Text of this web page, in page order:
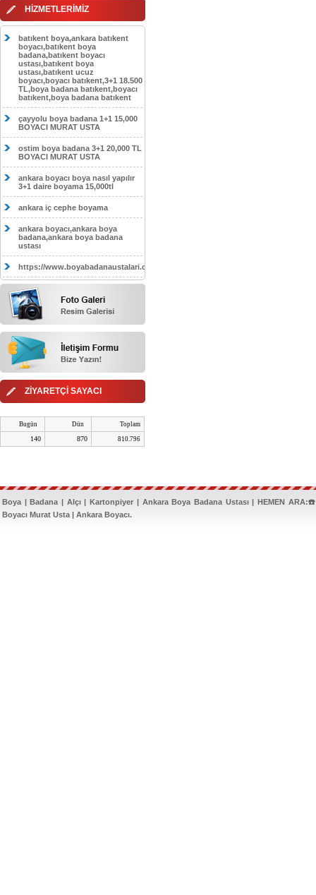
CEBECİ DAİRE BOYAMA 1000TL
EV,İŞYERİ BOYA BADANA USTASI
0554 184 41 66
HASKÖY DAİRE BOYAMA 1000TL
EV,İŞYERİ BOYA BADANA USTASI
0554 184 41 66
GÖLBAŞI DAİRE BOYAMA 1000TL
EV,İŞYERİ BOYA BADANA USTASI
0554 184 41 66
SOKULLU DAİRE BOYAMA 1000TL
EV,İŞYERİ BOYA BADANA USTASI
0554 184 41 66
HİZMETLERİMİZ
batıkent boya,ankara batıkent
boyacı,batıkent boya
badana,batıkent boyacı
ustası,batıkent boya
ustası,batıkent ucuz
boyacı,boyacı batıkent,3+1 18.500
TL,boya badana batıkent,boyacı
batıkent,boya badana batıkent
çayyolu boya badana 1+1 15,000
BOYACI MURAT USTA
ostim boya badana 3+1 20,000 TL
BOYACI MURAT USTA
ankara boyacı boya nasıl yapılır
3+1 daire boyama 15,000tl
ankara iç cephe boyama
ankara boyacı,ankara boya
badana,ankara boya badana
ustası
https://www.boyabadanaustalari.com/
ZİYARETÇİ SAYACI
Bugün Dün Toplam
140 870 810.796
Boya | Badana | Alçı | Kartonpiyer | Ankara Boya Badana Ustası | HEMEN
Boyacı Murat Usta | Ankara Boyacı.